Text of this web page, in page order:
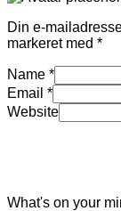
Din e-
markeret med *
Name *
Email *
Website
What's on your